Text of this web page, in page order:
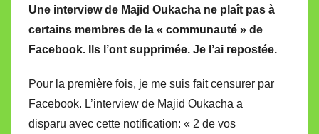
r
M
i
e
i
l
Une interview de Majid Oukacha ne plaît pas à
certains membres de la « communauté » de
Facebook. Ils l’ont supprimée. Je l’ai repostée.
Pour la première fois, je me suis fait censurer par
Facebook. L’interview de Majid Oukacha a
disparu avec cette notification: « 2 de vos